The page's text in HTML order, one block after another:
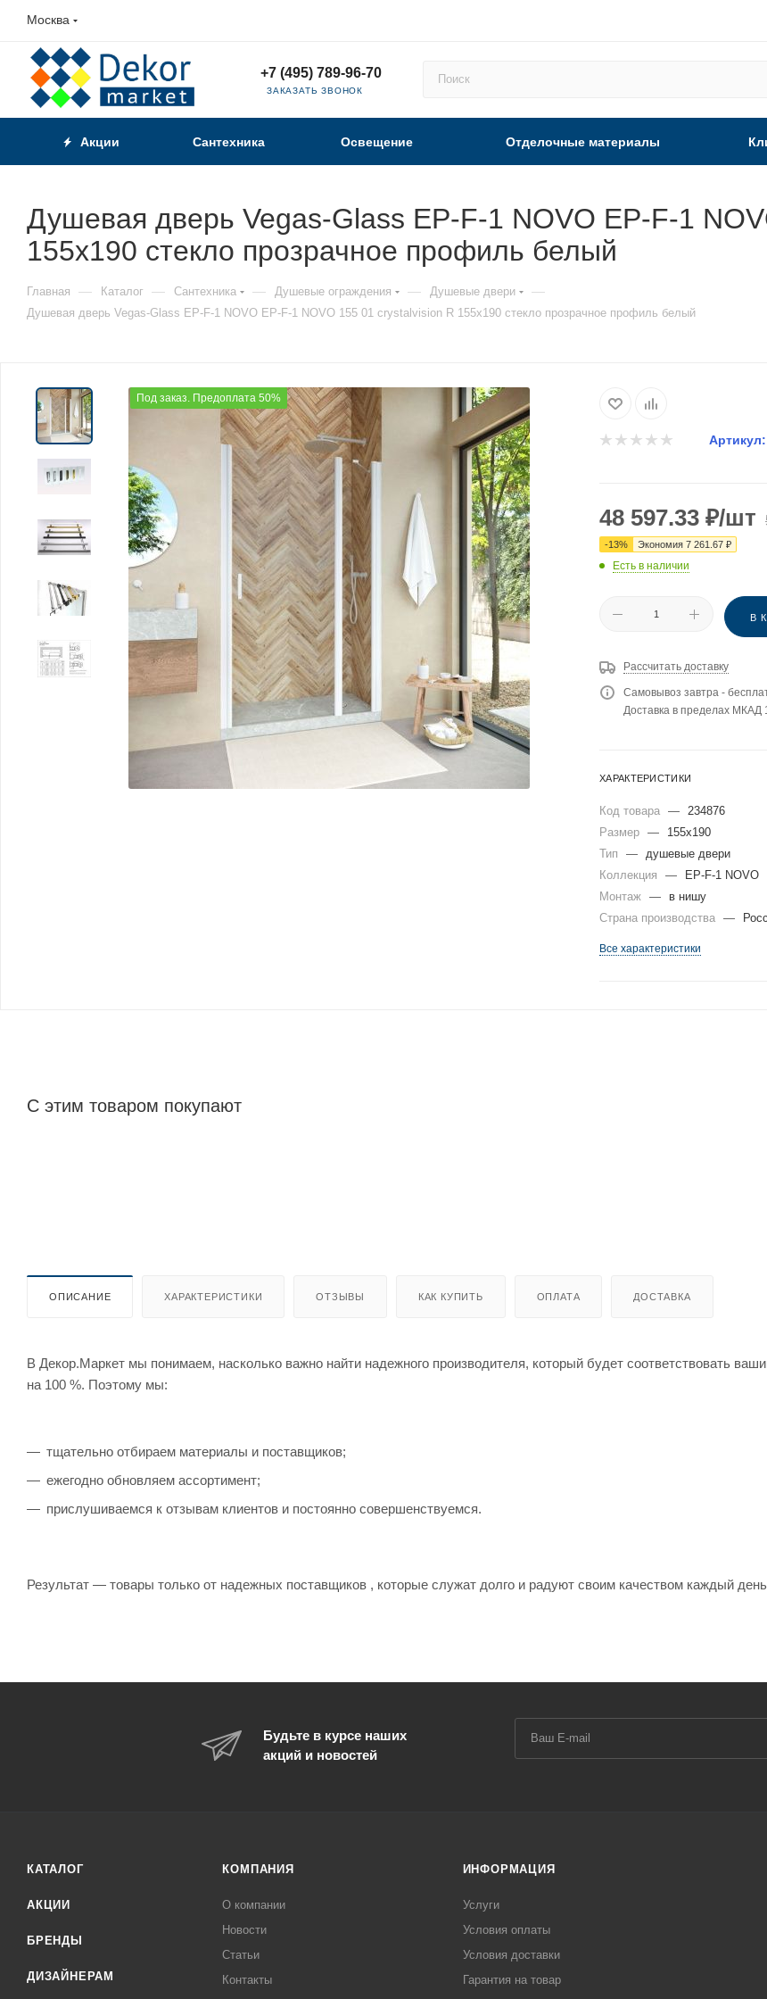
Москва
+7 (495) 789-96-70
ЗАКАЗАТЬ ЗВОНОК
Акции Сантехника Освещение Отделочные материалы
Душевая дверь Vegas-Glass EP-F-1 NOVO EP-F-1
155х190 стекло прозрачное профиль белый
Главная — Каталог — Сантехника — Душевые ограждения — Душевые двери —
Душевая дверь Vegas-Glass EP-F-1 NOVO EP-F-1 NOVO 155 01 crystalvision R 155х190 стекло прозрачное профиль белый
Под заказ. Предоплата 50%
Артикул:
48 597.33 ₽/шт
-13% Экономия 7 261.67 ₽
Есть в наличии
В
Рассчитать доставку
Самовывоз завтра -
Доставка в пределах МКАД
ХАРАКТЕРИСТИКИ
Код товара — 234876
Размер —
155x190
Тип
— душевые двери
Коллекция
—
EP-F-1 NOVO
Монтаж —
в нишу
Страна производства —
Все характеристики
С этим товаром покупают
ОПИСАНИЕ ХАРАКТЕРИСТИКИ ОТЗЫВЫ КАК КУПИТЬ ОПЛАТА ДОСТАВКА
В Декор.Маркет мы понимаем, насколько важно найти надежного производителя, который будет соответствовать
на 100 %. Поэтому мы:
тщательно отбираем материалы и поставщиков;
ежегодно обновляем ассортимент;
прислушиваемся к отзывам клиентов и постоянно совершенствуемся.
Результат — товары только от надежных поставщиков , которые служат долго и радуют своим качеством каждый
Будьте в курсе наших
акций и новостей
КАТАЛОГ
АКЦИИ
БРЕНДЫ
ДИЗАЙНЕРАМ
КОМПАНИЯ
О компании
Новости
Статьи
Контакты
ИНФОРМАЦИЯ
Услуги
Условия оплаты
Условия доставки
Гарантия на товар